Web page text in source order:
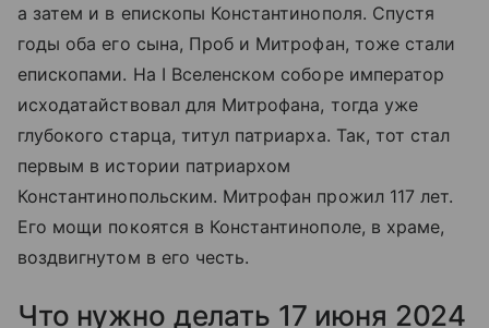
а затем и в епископы Константинополя. Спустя
годы оба его сына, Проб и Митрофан, тоже стали
епископами. На I Вселенском соборе император
исходатайствовал для Митрофана, тогда уже
глубокого старца, титул патриарха. Так, тот стал
первым в истории патриархом
Константинопольским. Митрофан прожил 117 лет.
Его мощи покоятся в Константинополе, в храме,
воздвигнутом в его честь.
Что нужно делать 17 июня 2024